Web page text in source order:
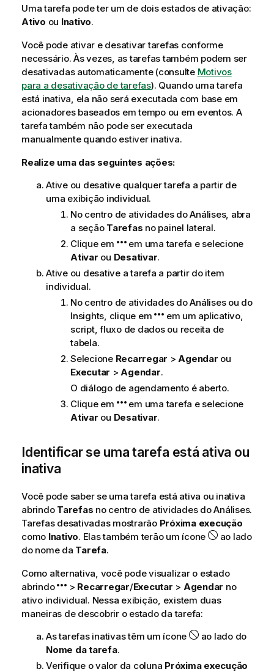
Uma tarefa pode ter um de dois estados de ativação:
Ativo ou Inativo.
Você pode ativar e desativar tarefas conforme
necessário. Às vezes, as tarefas também podem ser
desativadas automaticamente (consulte Motivos
para a desativação de tarefas). Quando uma tarefa
está inativa, ela não será executada com base em
acionadores baseados em tempo ou em eventos. A
tarefa também não pode ser executada
manualmente quando estiver inativa.
Realize uma das seguintes ações:
Ative ou desative qualquer tarefa a partir de
uma exibição individual.
No centro de atividades doAnálises, abra
a seção Tarefas no painel lateral.
Clique em
em uma tarefa e selecione
Ativar ou Desativar.
Ative ou desative a tarefa a partir do item
individual.
No centro de atividades doAnálisesou do
Insights , clique em
em um aplicativo,
script, fluxo de dados ou receita de
tabela.
Selecione Recarregar > Agendar ou
Executar > Agendar.
O diálogo de agendamento é aberto.
Clique em
em uma tarefa e selecione
Ativar ou Desativar.
Identificar se uma tarefa está ativa ou
inativa
Você pode saber se uma tarefa está ativa ou inativa
abrindo Tarefas no centro de atividades doAnálises.
Tarefas desativadas mostrarão Próxima execução
como Inativo. Elas também terão um ícone
ao lado
do nome da Tarefa.
Como alternativa, você pode visualizar o estado
abrindo
> Recarregar/Executar > Agendar no
ativo individual. Nessa exibição, existem duas
maneiras de descobrir o estado da tarefa:
As tarefas inativas têm um ícone
ao lado do
Nome da tarefa.
Verifique o valor da coluna Próxima execução